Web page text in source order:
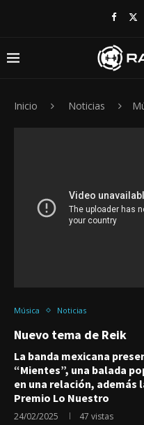
Inicio Noticias
Música Noticias
Nuevo tema de Reik
La banda mexicana
“Mientes”, una balada
en una relación, además
Premio Lo Nuestro
24/02/2025 47 vistas